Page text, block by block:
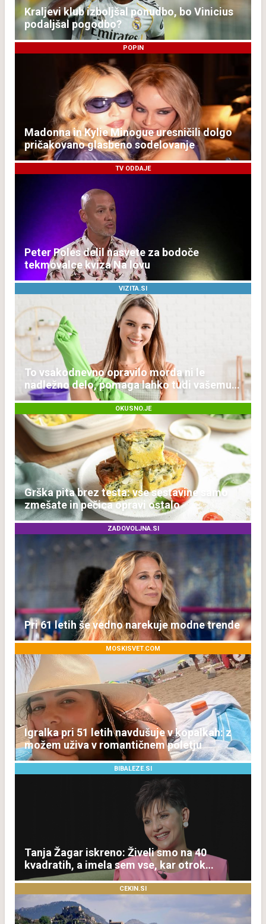
Kraljevi klub izboljšal ponudbo, bo Vinicius
podaljšal pogodbo?
POPIN
Madonna in Kylie Minogue uresničili dolgo
pričakovano glasbeno sodelovanje
TV ODDAJE
Peter Poles delil nasvete za bodoče
tekmovalce kviza Na lovu
VIZITA.SI
To vsakodnevno opravilo morda ni le
nadležno delo, pomaga lahko tudi vašemu
srcu
OKUSNO.JE
Grška pita brez testa: vse sestavine samo
zmešate in pečica opravi ostalo
ZADOVOLJNA.SI
Pri 61 letih še vedno narekuje modne trende
MOSKISVET.COM
Igralka pri 51 letih navdušuje v kopalkah: z
možem uživa v romantičnem poletju
BIBALEZE.SI
Tanja Žagar iskreno: Živeli smo na 40
kvadratih, a imela sem vse, kar otrok
potrebuje
CEKIN.SI